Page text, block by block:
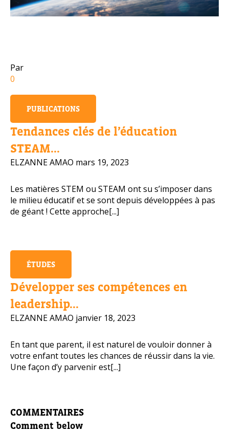
Par
0
PUBLICATIONS
Tendances clés de l’éducation
STEAM...
ELZANNE AMAO mars 19, 2023
Les matières STEM ou STEAM ont su s’imposer dans
le milieu éducatif et se sont depuis développées à pas
de géant ! Cette approche[...]
ÉTUDES
Développer ses compétences en
leadership...
ELZANNE AMAO janvier 18, 2023
En tant que parent, il est naturel de vouloir donner à
votre enfant toutes les chances de réussir dans la vie.
Une façon d’y parvenir est[...]
COMMENTAIRES
Comment below
Numéro de téléphone portable
OBTENIR PLUS D’INFOS